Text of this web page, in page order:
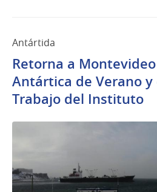
Antártida
Retorna a
Antártica de Verano y
Trabajo del Instituto